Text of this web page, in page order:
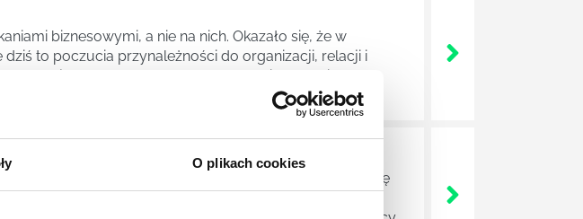
O plikach cookies
biznesowymi, a nie na nich. Okazało się, że w
to poczucia przynależności do organizacji, relacji i
kawy, rozmów na korytarzu, wielokrotnie
organizacje wprowadzały pracę zdalną w nagrodę
dni, które możemy spędzić w domowych pieleszach.